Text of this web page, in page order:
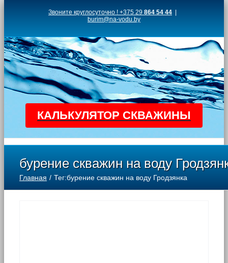
content
Звоните круглосуточно ! +375 29 864 54 44
burim@na-vodu.by
КАЛЬКУЛЯТОР СКВАЖИНЫ
бурение скважин на воду
Главная Тег:бурение скважин на воду Гродзянка